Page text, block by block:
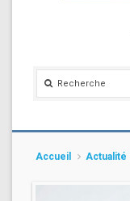
Accueil Actualité